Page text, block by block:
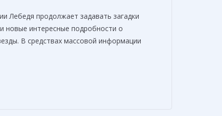
Лебедя продолжает задавать загадки
новые интересные подробности о
В средствах массовой информации